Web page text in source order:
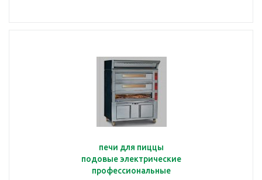
печи для пиццы
подовые электрические
профессиональные